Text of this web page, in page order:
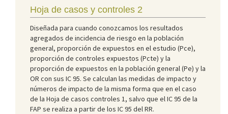
Hoja de casos y controles 2
Diseñada para cuando conozcamos los resultados
agregados de incidencia de riesgo en la población
general, proporción de expuestos en el estudio (Pce),
proporción de controles expuestos (Pcte) y la
proporción de expuestos en la población general (Pe) y la
OR con sus IC 95. Se calculan las medidas de impacto y
números de impacto de la misma forma que en el caso
de la Hoja de casos controles 1, salvo que el IC 95 de la
FAP se realiza a partir de los IC 95 del RR.